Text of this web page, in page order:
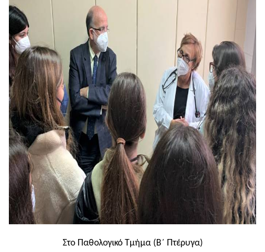
Στο Παθολογικό Τμήμα (Β΄ Πτέρυγα)